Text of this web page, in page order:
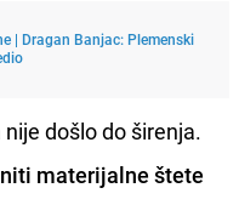
| Dragan Banjac: Plemenski
došlo do širenja.
materijalne štete